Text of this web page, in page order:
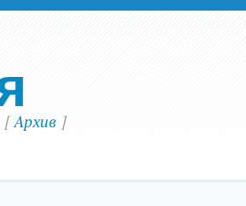
[Aрхив]